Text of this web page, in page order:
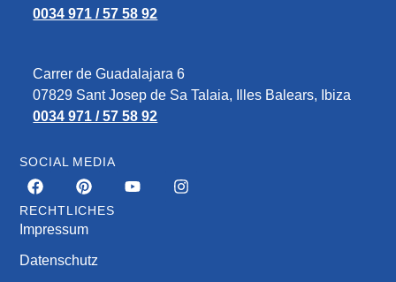
0034 971 / 57 58 92
Carrer de Guadalajara 6
07829‎ Sant Josep de Sa Talaia, Illes Balears, Ibiza
0034 971 / 57 58 92
SOCIAL MEDIA
RECHTLICHES
Impressum
Datenschutz